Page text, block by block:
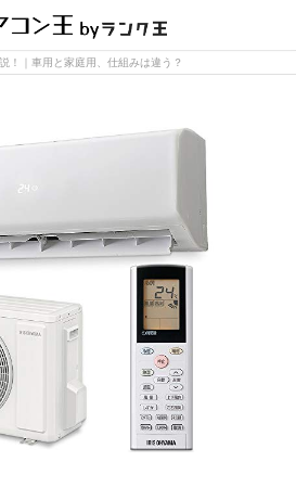
！｜車用と家庭用、仕組みは違う？